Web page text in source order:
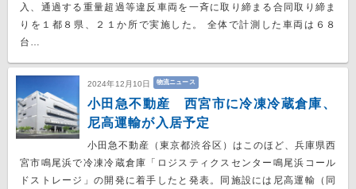
入、通過する重量超過等違反車両を一斉に取り締まる合同取り締ま
りを１都８県、２１か所で実施した。 全体で計測した車両は６８
台…
2024年12月10日 物流ニュース
小田急不動産 西宮市に冷凍冷蔵倉庫、
尼高運輸が入居予定
小田急不動産（東京都渋谷区）はこのほど、兵庫県西
宮市鳴尾浜で冷凍冷蔵倉庫「ロジスティクスセンター鳴尾浜コール
ドストレージ」の開発に着手したと発表。同施設には尼高運輸（同